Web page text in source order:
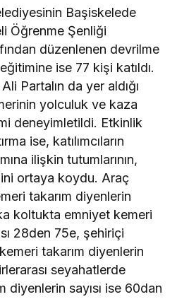
Başiskelede
Öğrenme Şenliği
düzenlenen devrilme
ise 77 kişi katıldı.
Partalın da yer aldığı
yolculuk ve kaza
deneyimletildi. Etkinlik
ise, katılımcıların
ilişkin tutumlarının,
ortaya koydu. Araç
takarım diyenlerin
koltukta emniyet kemeri
28den 75e, şehiriçi
takarım diyenlerin
seyahatlerde
sayısı ise 60dan